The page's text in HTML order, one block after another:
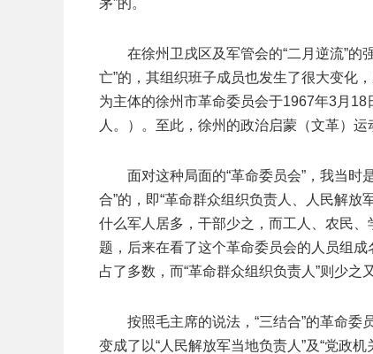
茅”的。
在徐州卫戌区及军管会的“二月逆流”的
亡”的，其组织班子成员也发生了很大变化
为主体的徐州市革命委员会于1967年3月
人。）。至此，徐州的政治启蒙（文革）运
面对这种局面的“革命委员会”，我当
合”的，即“革命群众组织负责人、人民解
什么军人居多，干部少之，而工人、农民
题，后来在看了这个革命委员会的人员组
占了多数，而“革命群众组织负责人”则少之
按照毛主席的说法，“三结合”的革命委
变成了以“人民解放军当地负责人”及“党政